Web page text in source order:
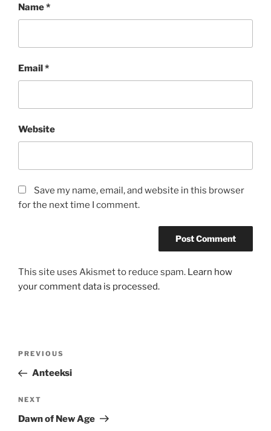
Name*
Email*
Website
Save my name, email, and website in this browser
for the next time I comment.
This site uses Akismet to reduce spam. Learn how
your comment data is processed.
Previous
Post
PREVIOUS
Anteeksi
Next
Post
NEXT
Dawn of New Age